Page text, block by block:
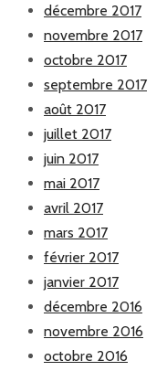
décembre 2017
novembre 2017
octobre 2017
septembre 2017
août 2017
juillet 2017
juin 2017
mai 2017
avril 2017
mars 2017
février 2017
janvier 2017
décembre 2016
novembre 2016
octobre 2016